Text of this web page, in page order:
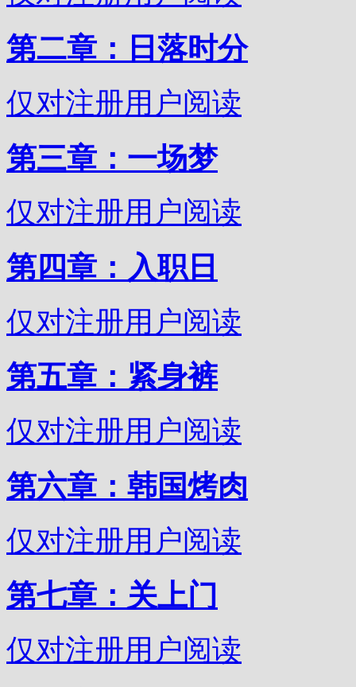
第二章：日落时分
仅对注册用户阅读
第三章：一场梦
仅对注册用户阅读
第四章：入职日
仅对注册用户阅读
第五章：紧身裤
仅对注册用户阅读
第六章：韩国烤肉
仅对注册用户阅读
第七章：关上门
仅对注册用户阅读